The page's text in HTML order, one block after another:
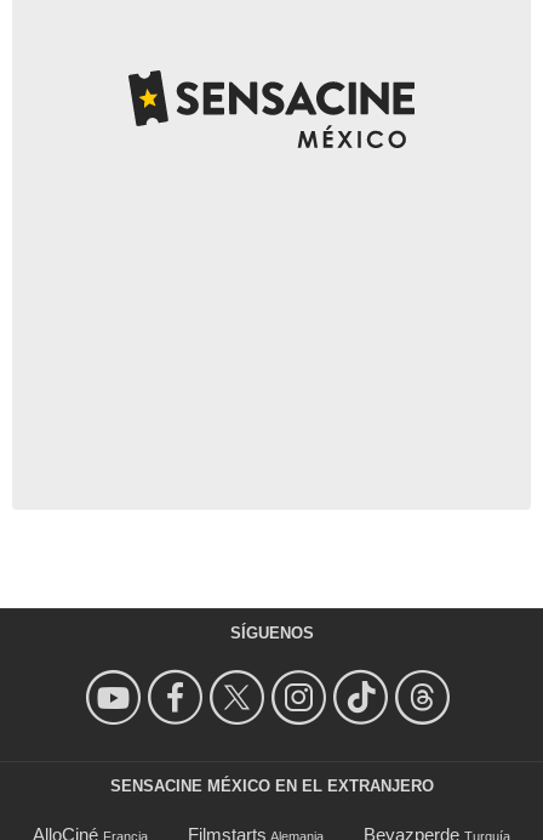
SÍGUENOS
SENSACINE MÉXICO EN EL EXTRANJERO
AlloCiné Francia Filmstarts Alemania Beyazperde Turquía